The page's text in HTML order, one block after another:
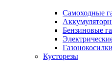
Самоходные
Бензиновые
Кусторезы